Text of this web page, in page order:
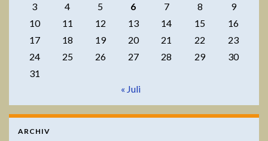
3
4 5 6 7 8
9
10
11 12 13 14 15
16
17
18 19 20 21 22
23
24
25 26 27 28 29
30
31
« Juli
ARCHIV